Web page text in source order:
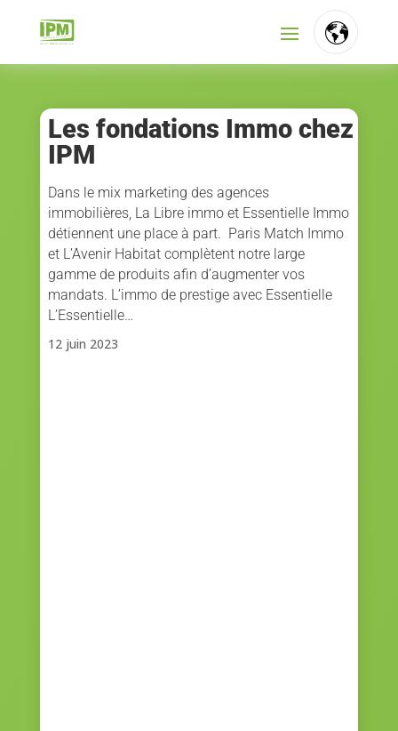
NL
Les fondations Immo chez
IPM
Dans le mix marketing des agences
immobilières, La Libre immo et Essentielle Immo
détiennent une place à part. Paris Match Immo
et L’Avenir Habitat complètent notre large
gamme de produits afin d’augmenter vos
mandats. L’immo de prestige avec Essentielle
L’Essentielle…
12 juin 2023